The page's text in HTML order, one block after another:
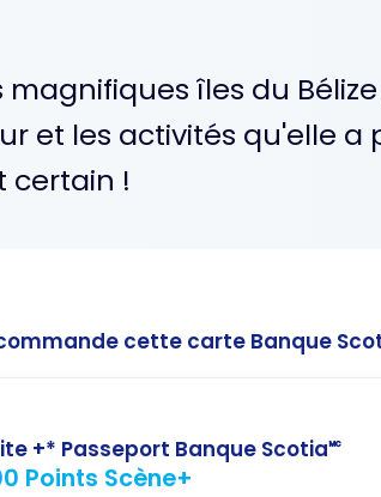
magnifiques îles du
et les activités qu'elle a
certain !
cette carte Banque
+* Passeport Banque Scotia🅪
Points Scène+